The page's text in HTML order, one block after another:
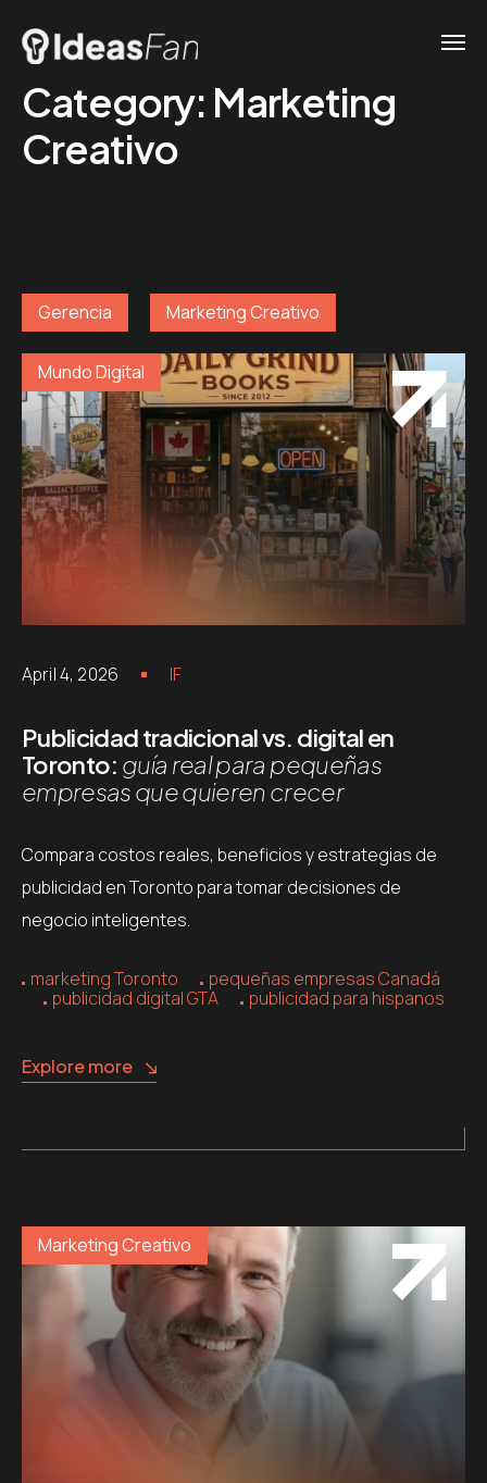
Category: Marketing
Creativo
Gerencia Marketing Creativo
Mundo Digital
April 4, 2026 IF
Publicidad tradicional vs. digital en
Toronto: guía real para pequeñas
empresas que quieren crecer
Compara costos reales, beneficios y estrategias de
publicidad en Toronto para tomar decisiones de
negocio inteligentes.
marketing Toronto
pequeñas empresas Canadá
publicidad digital GTA
publicidad para hispanos
Explore more
Marketing Creativo